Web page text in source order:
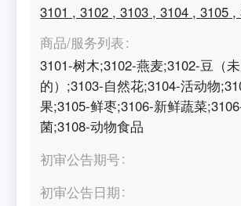
3101 ,3102 ,3103 ,3104 ,3105 ,
商品/服务列表
3101-树木;3102-燕麦;3102-豆（
的）;3103-自然花;3104-活动物
果;3105-鲜枣;3106-新鲜蔬菜
菌;3108-动物食品
初审公告期号
初审公告日期